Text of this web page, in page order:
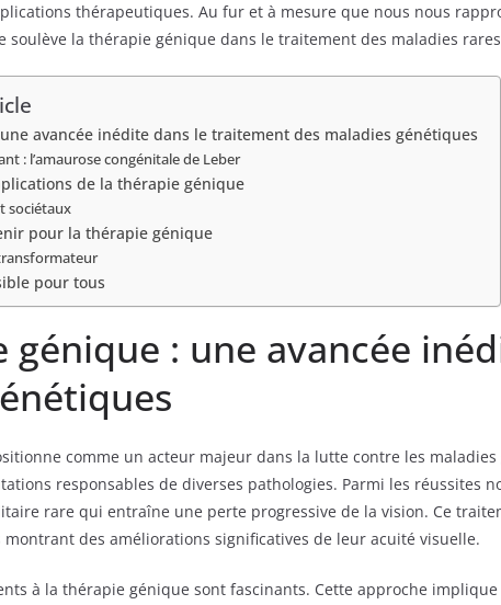
thérapeutiques. Au fur et à mesure que nous nous
soulève la thérapie génique dans le traitement des maladies
avancée inédite dans le traitement des maladies génétiques
: l’amaurose congénitale de Leber
de la thérapie génique
sociétaux
pour la thérapie génique
pour tous
génique : une avancée
comme un acteur majeur dans la lutte contre les
responsables de diverses pathologies. Parmi les réussites
rare qui entraîne une perte progressive de la vision. Ce
montrant des améliorations significatives de leur acuité visuelle.
à la thérapie génique sont fascinants. Cette approche